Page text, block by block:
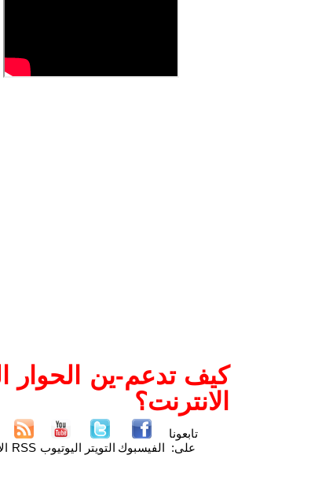
كيف تدعم-ين الحوار
الانترنت؟
تابعونا
على: الفيسبوك التويتر اليوتيوب RSS